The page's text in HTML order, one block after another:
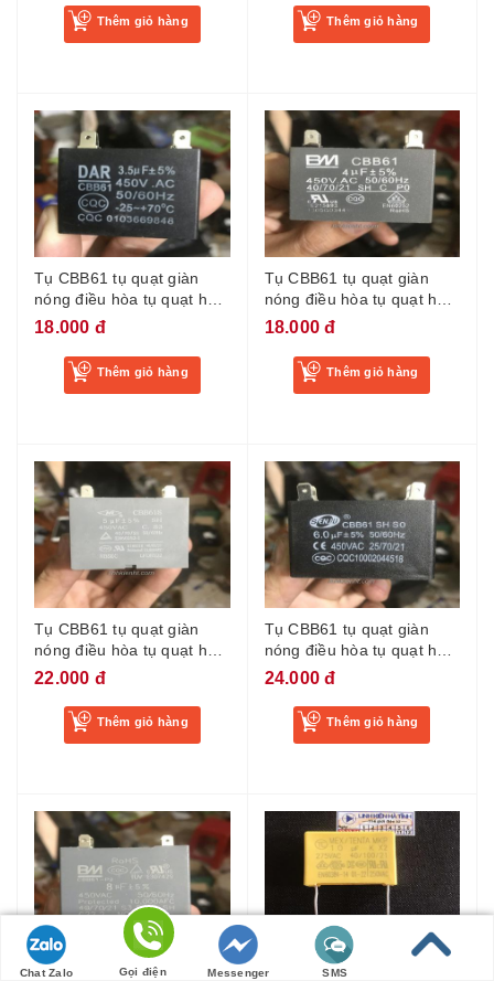
Thêm giỏ hàng Thêm giỏ hàng
Tụ CBB61 tụ quạt giàn
nóng điều hòa tụ quạt hơi
nước chân cắm tụ điều
18.000 đ
Thêm giỏ hàng
Tụ CBB61 tụ quạt giàn
nóng điều hòa tụ quạt hơi
nước chân cắm tụ điều
18.000 đ
Thêm giỏ hàng
Tụ CBB61 tụ quạt giàn
nóng điều hòa tụ quạt hơi
nước chân cắm tụ điều
22.000 đ
Thêm giỏ hàng
Tụ CBB61 tụ quạt giàn
nóng điều hòa tụ quạt hơi
nước chân cắm tụ điều
24.000 đ
Thêm giỏ hàng
Chat Zalo Gọi điện Messenger SMS